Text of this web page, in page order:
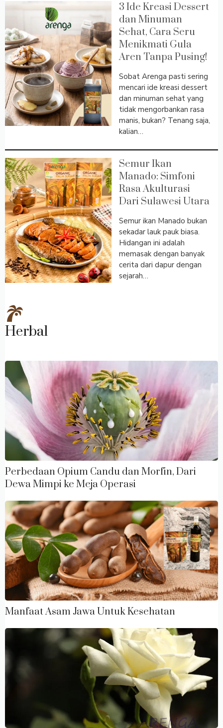
3 Ide Kreasi Dessert
dan Minuman
Sehat, Cara Seru
Menikmati Gula
Aren Tanpa Pusing!
Sobat Arenga pasti sering
mencari ide kreasi dessert
dan minuman sehat yang
tidak mengorbankan rasa
manis, bukan? Tenang saja,
kalian…
Semur Ikan
Manado: Simfoni
Rasa Akulturasi
Dari Sulawesi Utara
Semur ikan Manado bukan
sekadar lauk pauk biasa.
Hidangan ini adalah
memasak dengan banyak
cerita dari dapur dengan
sejarah…
Herbal
Perbedaan Opium Candu dan Morfin, Dari
Dewa Mimpi ke Meja Operasi
Manfaat Asam Jawa Untuk Kesehatan